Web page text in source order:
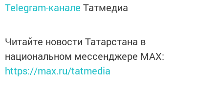
Telegram-канале Татмедиа
Читайте новости Татарстана в
национальном мессенджере MАХ:
https://max.ru/tatmedia